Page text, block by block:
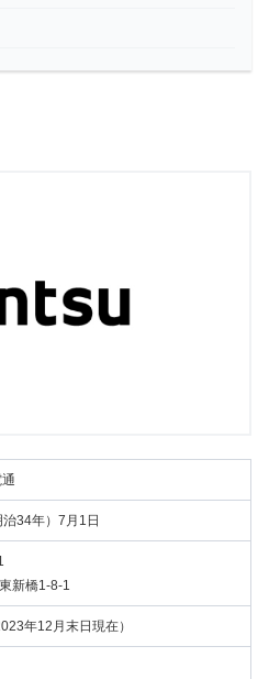
34年）7月1日
新橋1-8-1
年12月末日現在）